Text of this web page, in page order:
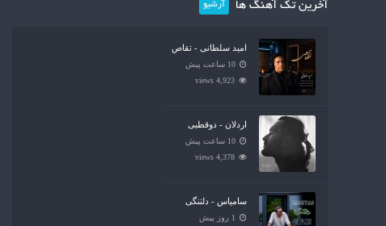
آخرین تک آهنگ ها آرشیو
امید سلطانی - تقاص
10 ساعت پیش
4,923 views
اردلان - دوقطبی
10 ساعت پیش
4,378 views
سامیاس - دلتنگی
1 روز پیش